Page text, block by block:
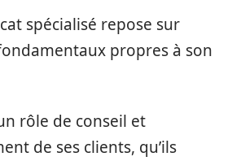
spécialisé repose sur
propres à son
rôle de conseil et
de ses clients, qu’ils